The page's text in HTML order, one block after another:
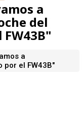
a
del
a
el FW43B"